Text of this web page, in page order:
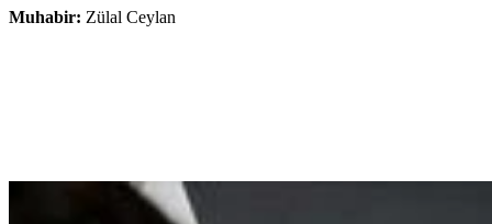
Muhabir: Zülal Ceylan